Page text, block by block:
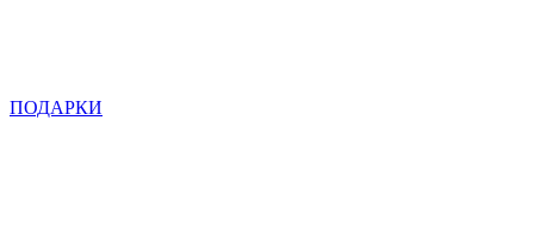
ПОДАРКИ